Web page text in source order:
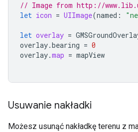
// Image from http://
let icon = UIImage(named :
let overlay =
overlay.bearing = 0
overlay.map = mapView
Usuwanie nakładki
Możesz usunąć nakładkę terenu z